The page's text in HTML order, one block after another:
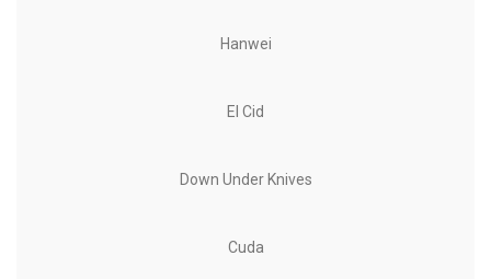
Hanwei
El Cid
Down Under Knives
Cuda